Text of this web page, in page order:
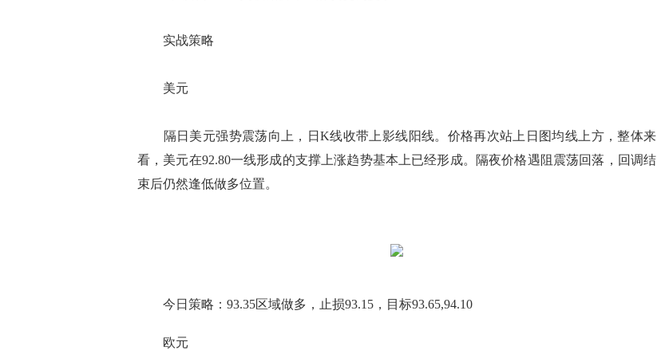
实战策略
美元
隔日美元强势震荡向上，日K线收带上影线阳线。价格再次站上日图均线上方，整体来
看，美元在92.80一线形成的支撑上涨趋势基本上已经形成。隔夜价格遇阻震荡回落，回调结
束后仍然逢低做多位置。
今日策略：93.35区域做多，止损93.15，目标93.65,94.10
欧元